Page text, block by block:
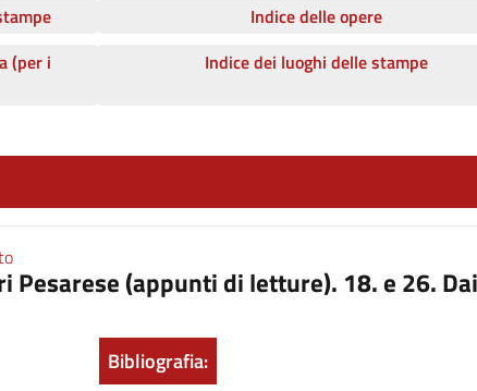
Indice delle opere
(per i
Indice dei luoghi delle stampe
Pesarese (appunti di letture). 18. e 26.
Bibliografia: